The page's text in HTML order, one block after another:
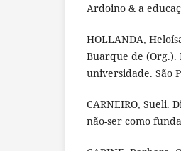
Ardoino & a
HOLLANDA,
Buarque de
universidade. São
CARNEIRO, Sueli.
não-ser como